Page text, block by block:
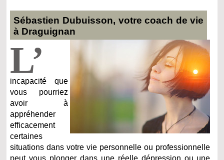
Sébastien Dubuisson, votre coach de vie
à Draguignan
L’
incapacité que
vous pourriez
avoir à
appréhender
efficacement
certaines
situations dans votre vie personnelle ou professionnelle
peut vous plonger dans une réelle dépression ou une